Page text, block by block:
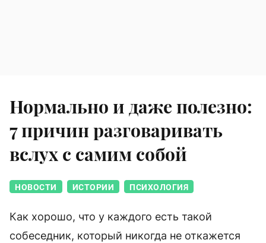
Нормально и даже полезно:
7 причин разговаривать
вслух с самим собой
НОВОСТИ ИСТОРИИ ПСИХОЛОГИЯ
Как хорошо, что у каждого есть такой
собеседник, который никогда не откажется